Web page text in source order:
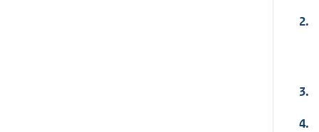
2.
3.
4.